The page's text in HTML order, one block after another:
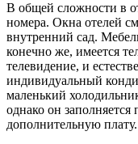
В общей сложности в
номера. Окна отелей
внутренний сад.
конечно же, имеется
телевидение, и
индивидуальный
маленький
однако он заполняется
дополнительную плату.